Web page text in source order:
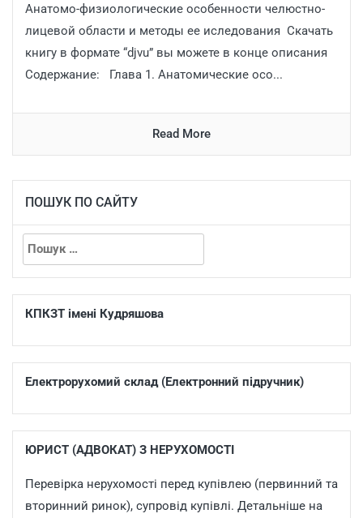
Анатомо-физиологические особенности челюстно-
лицевой области и методы ее иследования Скачать
книгу в формате “djvu” вы можете в конце описания
Содержание: Глава 1. Анатомические осо...
Read More
ПОШУК ПО САЙТУ
КПКЗТ імені Кудряшова
Електрорухомий склад (Електронний підручник)
ЮРИСТ (АДВОКАТ) З НЕРУХОМОСТІ
Перевірка нерухомості перед купівлею (первинний та
вторинний ринок), супровід купівлі. Детальніше на